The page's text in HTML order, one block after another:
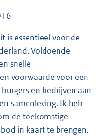
is essentieel voor de
Voldoende
snelle
voorwaarde voor een
en bedrijven aan
samenleving. Ik heb
de toekomstige
in kaart te brengen.